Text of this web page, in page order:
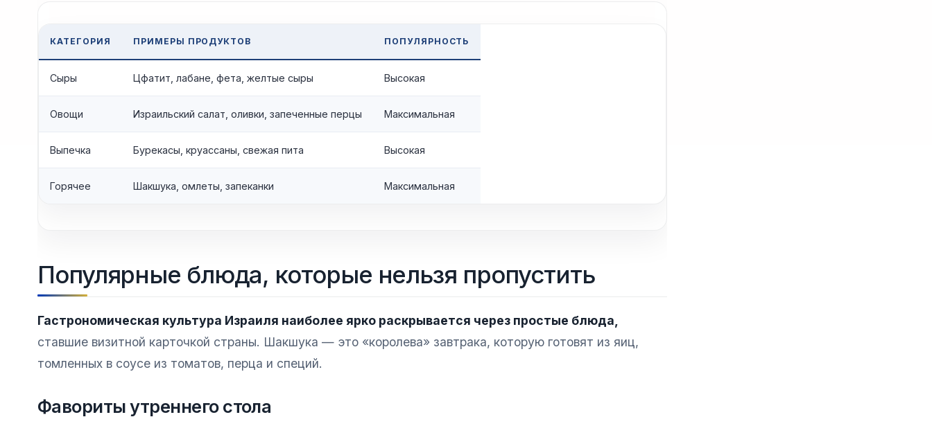
КАТЕГОРИЯ ПРИМЕРЫ ПРОДУКТОВ ПОПУЛЯРНОСТЬ
Сыры Цфатит, лабане, фета, желтые сыры Высокая
Овощи Израильский салат, оливки, запеченные перцы Максимальная
Выпечка Бурекасы, круассаны, свежая пита Высокая
Горячее Шакшука, омлеты, запеканки Максимальная
Популярные блюда, которые нельзя пропустить
Гастрономическая культура Израиля наиболее ярко раскрывается через простые блюда,
ставшие визитной карточкой страны. Шакшука — это «королева» завтрака, которую готовят из яиц,
томленных в соусе из томатов, перца и специй.
Фавориты утреннего стола